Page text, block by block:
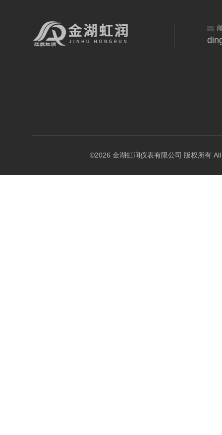
©2026 金湖虹润仪表有限公司 版权所有